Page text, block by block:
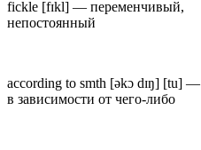
fickle [fɪkl] — переменчивый,
непостоянный
according to smth [əkɔ dɪŋ] [tu] —
в зависимости от чего-либо